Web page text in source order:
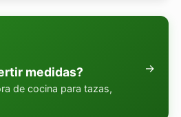
medidas?
de cocina para tazas,
→